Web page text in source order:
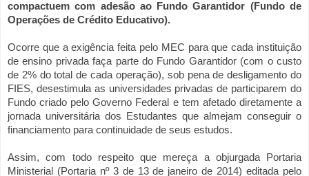
compactuem com adesão ao Fundo Garantidor (Fundo de
Operações de Crédito Educativo).
Ocorre que a exigência feita pelo MEC para que cada instituição
de ensino privada faça parte do Fundo Garantidor (com o custo
de 2% do total de cada operação), sob pena de desligamento do
FIES, desestimula as universidades privadas de participarem do
Fundo criado pelo Governo Federal e tem afetado diretamente a
jornada universitária dos Estudantes que almejam conseguir o
financiamento para continuidade de seus estudos.
Assim, com todo respeito que mereça a objurgada Portaria
Ministerial (Portaria nº 3 de 13 de janeiro de 2014) editada pelo